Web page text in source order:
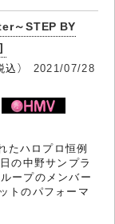
～STEP BY
） 2021/07/28
たハロプロ恒例
の中野サンプラ
ープのメンバー
トのパフォーマ